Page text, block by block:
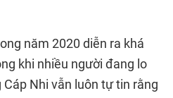
năm 2020 diễn ra khá
khi nhiều người đang lo
Cáp Nhi vẫn luôn tự tin rằng